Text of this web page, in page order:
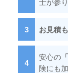
士が参り
お見積
安心の
険にも